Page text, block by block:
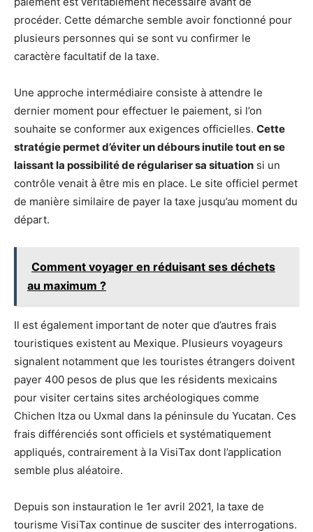
procéder. Cette démarche semble avoir fonctionné pour
plusieurs personnes qui se sont vu confirmer le
caractère facultatif de la taxe.
Une approche intermédiaire consiste à attendre le
dernier moment pour effectuer le paiement, si l’on
souhaite se conformer aux exigences officielles. Cette
stratégie permet d’éviter un débours inutile tout en se
laissant la possibilité de régulariser sa situation si un
contrôle venait à être mis en place. Le site officiel permet
de manière similaire de payer la taxe jusqu’au moment du
départ.
Comment voyager en réduisant ses déchets
au maximum ?
Il est également important de noter que d’autres frais
touristiques existent au Mexique. Plusieurs voyageurs
signalent notamment que les touristes étrangers doivent
payer 400 pesos de plus que les résidents mexicains
pour visiter certains sites archéologiques comme
Chichen Itza ou Uxmal dans la péninsule du Yucatan. Ces
frais différenciés sont officiels et systématiquement
appliqués, contrairement à la VisiTax dont l’application
semble plus aléatoire.
Depuis son instauration le 1er avril 2021, la taxe de
tourisme VisiTax continue de susciter des interrogations.